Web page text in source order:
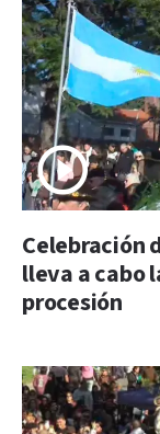
Celebración
lleva a cabo
procesión